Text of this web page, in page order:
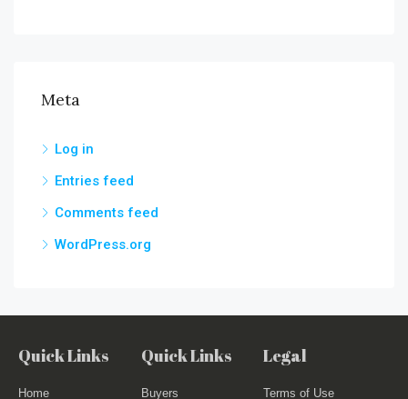
Meta
Log in
Entries feed
Comments feed
WordPress.org
Quick Links
Home
Quick Links
Buyers
Legal
Terms of Use